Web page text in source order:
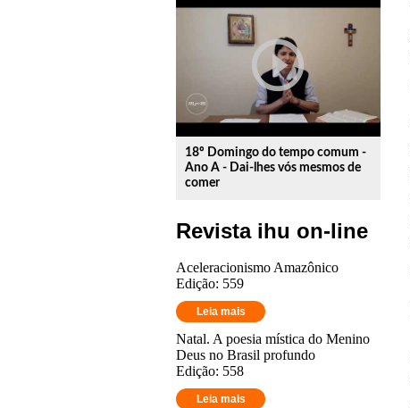
play_circle_outline
18º Domingo do tempo comum -
Ano A - Dai-lhes vós mesmos de
comer
Revista ihu on-line
Aceleracionismo Amazônico
Edição: 559
Leia mais
Natal. A poesia mística do Menino
Deus no Brasil profundo
Edição: 558
Leia mais